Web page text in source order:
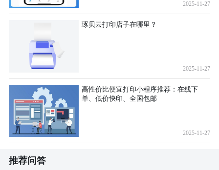
2025-11-27
琢贝云打印店子在哪里？
2025-11-27
高性价比便宜打印小程序推荐：在线下
单、低价快印、全国包邮
2025-11-27
推荐问答